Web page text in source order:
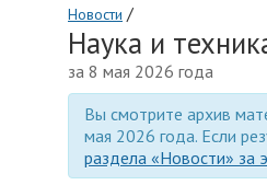
Новости /
Наука и
за 8 мая 2026 года
Вы смотрите архив
мая 2026 года. Если
раздела «Новости» за